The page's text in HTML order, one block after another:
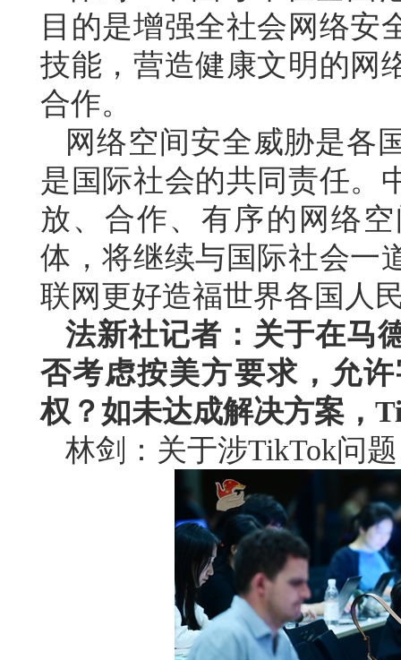
目的是增强全社会网络安
技能，营造健康文明的网
合作。
网络空间安全威胁是各
是国际社会的共同责任。
放、合作、有序的网络
体，将继续与国际社会一
联网更好造福世界各国人
法新社记者：关于在马
否考虑按美方要求，允
权？如未达成解决方案，
林剑：关于涉TikTok问